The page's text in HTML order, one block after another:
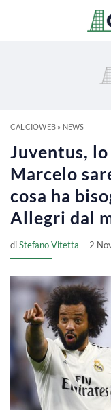
CALCIOWEB» NEWS
Juventus,
Marcelo
cosa ha
Allegri dal
diStefano Vitetta 2